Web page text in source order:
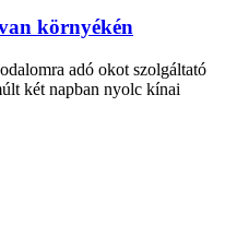
környékén
adó okot szolgáltató
két napban nyolc kínai